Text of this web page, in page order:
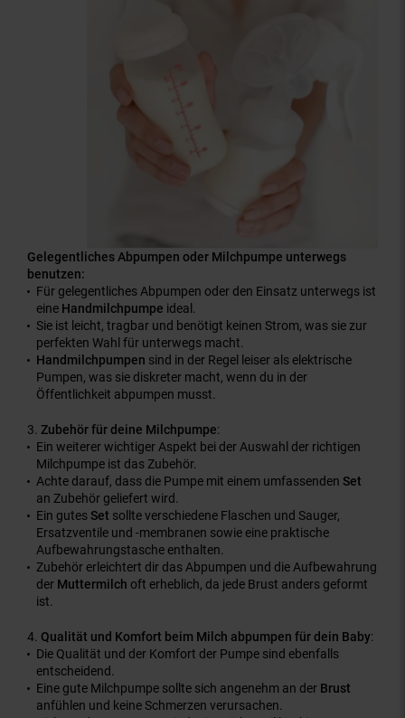
Gelegentliches Abpumpen oder Milchpumpe unterwegs
benutzen:
Für gelegentliches Abpumpen oder den Einsatz unterwegs ist
eine Handmilchpumpe ideal.
Sie ist leicht, tragbar und benötigt keinen Strom, was sie zur
perfekten Wahl für unterwegs macht.
Handmilchpumpen sind in der Regel leiser als elektrische
Pumpen, was sie diskreter macht, wenn du in der
Öffentlichkeit abpumpen musst.
Zubehör für deine Milchpumpe:
Ein weiterer wichtiger Aspekt bei der Auswahl der richtigen
Milchpumpe ist das Zubehör.
Achte darauf, dass die Pumpe mit einem umfassenden Set
an Zubehör geliefert wird.
Ein gutesSet sollte verschiedene Flaschen und Sauger,
Ersatzventile und -membranen sowie eine praktische
Aufbewahrungstasche enthalten.
Zubehör erleichtert dir das Abpumpen und die Aufbewahrung
der Muttermilch oft erheblich, da jede Brust anders geformt
ist.
Qualität und Komfort beim Milch abpumpen für dein Baby:
Die Qualität und der Komfort der Pumpe sind ebenfalls
entscheidend.
Eine gute Milchpumpe sollte sich angenehm an der Brust
anfühlen und keine Schmerzen verursachen.